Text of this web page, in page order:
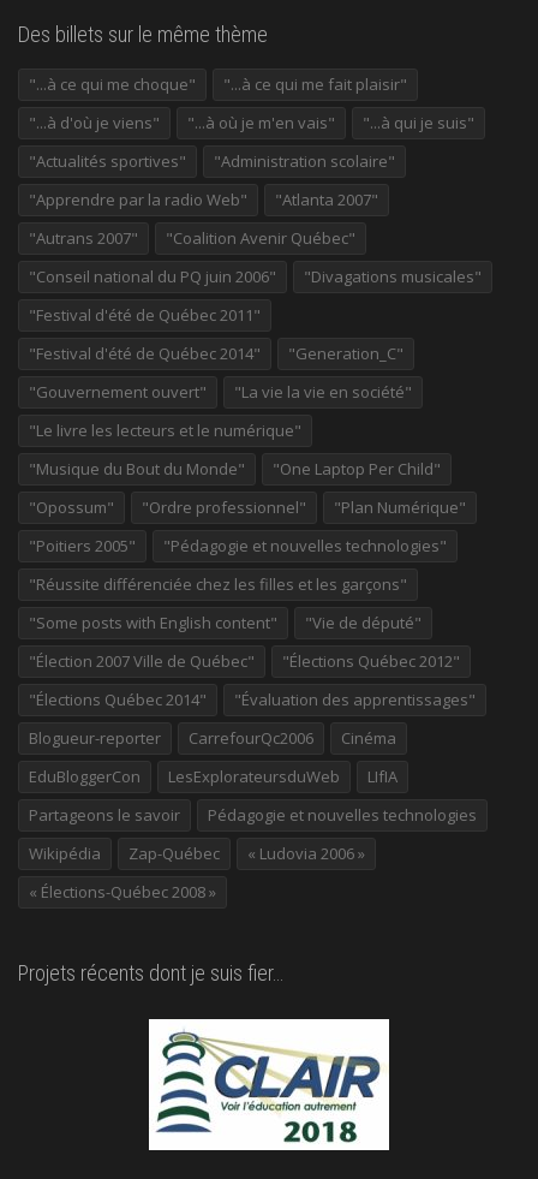
Des billets sur le même thème
"...à ce qui me choque"
"...à ce qui me fait plaisir"
"...à d'où je viens"
"...à où je m'en vais"
"...à qui je suis"
"Actualités sportives"
"Administration scolaire"
"Apprendre par la radio Web"
"Atlanta 2007"
"Autrans 2007"
"Coalition Avenir Québec"
"Conseil national du PQ juin 2006"
"Divagations musicales"
"Festival d'été de Québec 2011"
"Festival d'été de Québec 2014"
"Generation_C"
"Gouvernement ouvert"
"La vie la vie en société"
"Le livre les lecteurs et le numérique"
"Musique du Bout du Monde"
"One Laptop Per Child"
"Opossum"
"Ordre professionnel"
"Plan Numérique"
"Poitiers 2005"
"Pédagogie et nouvelles technologies"
"Réussite différenciée chez les filles et les garçons"
"Some posts with English content"
"Vie de député"
"Élection 2007 Ville de Québec"
"Élections Québec 2012"
"Élections Québec 2014"
"Évaluation des apprentissages"
Blogueur-reporter
CarrefourQc2006
Cinéma
EduBloggerCon
LesExplorateursduWeb
LIfIA
Partageons le savoir
Pédagogie et nouvelles technologies
Wikipédia
Zap-Québec
« Ludovia 2006 »
« Élections-Québec 2008 »
Projets récents dont je suis fier…